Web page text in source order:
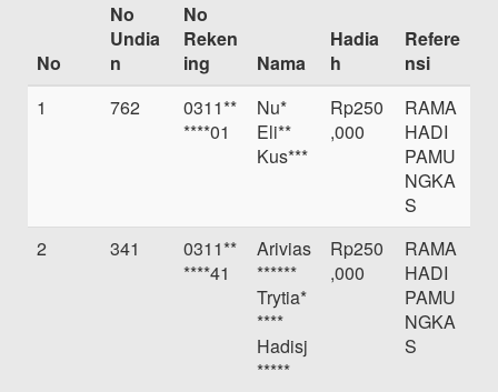
No
No
Undia
n
No
Reken
ing
Nama
Hadia
h
Refere
nsi
1
762
0311**
****01
Nu*
Eli**
Kus***
Rp250
,000
RAMA
HADI
PAMU
NGKA
S
2
341
0311**
****41
Arivias
******
Trytia*
****
Hadisj
*****
Rp250
,000
RAMA
HADI
PAMU
NGKA
S